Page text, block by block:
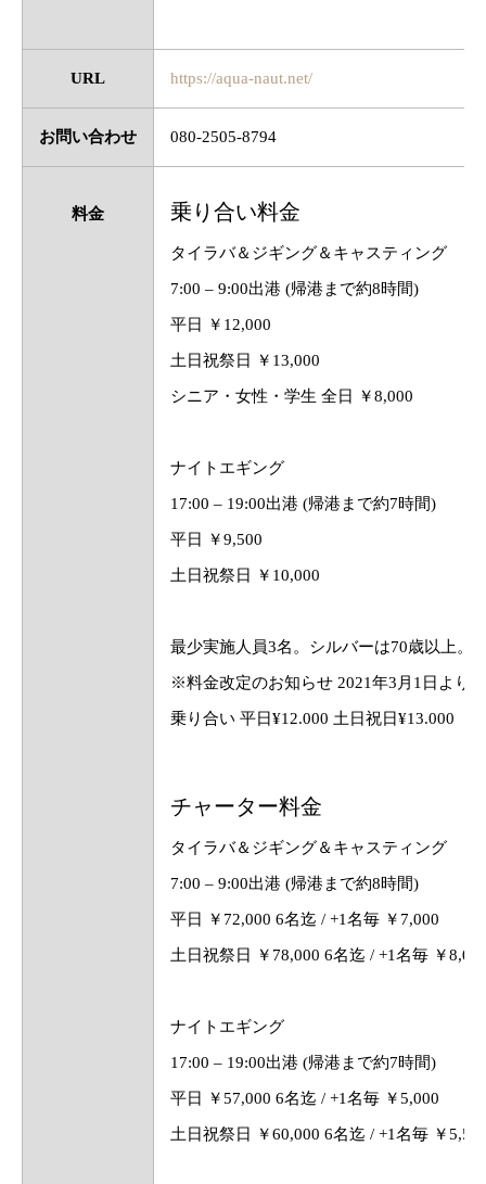
URL https://aqua-naut.net/
お問い合わせ 080-2505-8794
料金 乗り合い料金
タイラバ＆ジギング＆キャスティング
7:00 – 9:00出港 (帰港まで約8時間)
平日 ￥12,000
土日祝祭日 ￥13,000
シニア・女性・学生 全日 ￥8,000
ナイトエギング
17:00 – 19:00出港 (帰港まで約7時間)
平日 ￥9,500
土日祝祭日 ￥10,000
最少実施人員3名。シルバーは70歳以上。
※料金改定のお知らせ 2021年3月1日より
乗り合い 平日¥12.000 土日祝日¥13.000
チャーター料金
タイラバ＆ジギング＆キャスティング
7:00 – 9:00出港 (帰港まで約8時間)
平日 ￥72,000 6名迄 / +1名毎 ￥7,000
土日祝祭日 ￥78,000 6名迄 / +1名毎 ￥
ナイトエギング
17:00 – 19:00出港 (帰港まで約7時間)
平日 ￥57,000 6名迄 / +1名毎 ￥5,000
土日祝祭日 ￥60,000 6名迄 / +1名毎 ￥